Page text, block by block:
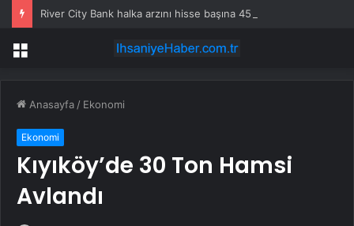
Menü
Anasayfa / Ekonomi
Ekonomi
Kıyıköy’de 30 Ton Hamsi
Avlandı